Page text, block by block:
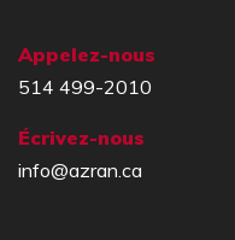
Appelez-nous
514 499-2010
Écrivez-nous
info@azran.ca